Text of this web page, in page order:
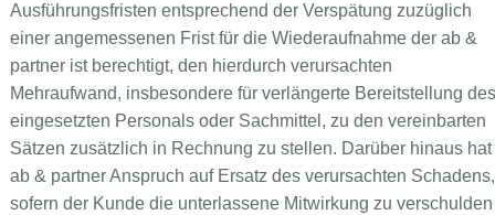
Ausführungsfristen entsprechend der Verspätung zuzüglich
einer angemessenen Frist für die Wiederaufnahme der ab &
partner ist berechtigt, den hierdurch verursachten
Mehraufwand, insbesondere für verlängerte Bereitstellung des
eingesetzten Personals oder Sachmittel, zu den vereinbarten
Sätzen zusätzlich in Rechnung zu stellen. Darüber hinaus hat
ab & partner Anspruch auf Ersatz des verursachten Schadens,
sofern der Kunde die unterlassene Mitwirkung zu verschulden